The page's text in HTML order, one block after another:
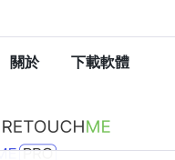
關於
下載軟體